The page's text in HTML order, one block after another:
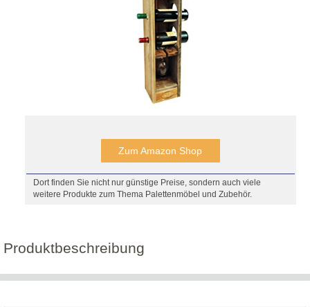
Zum Amazon Shop
Dort finden Sie nicht nur günstige Preise, sondern auch viele
weitere Produkte zum Thema Palettenmöbel und Zubehör.
Produktbeschreibung